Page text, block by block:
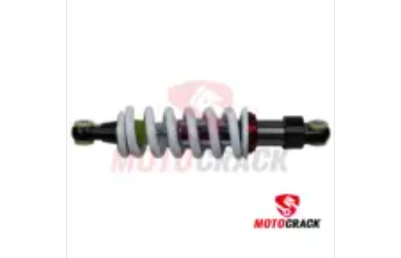
AÑADIR AL CARRITO